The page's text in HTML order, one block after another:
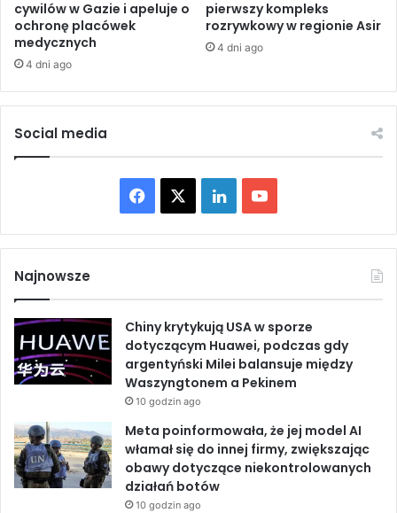
u
d
n
y
l
e
g
o
d
n
w
i
w
e
g
F
o
u
m
g
i
s
t
cywilów w Gazie i apeluje o
ochronę placówek
medycznych
4 dni ago
pierwszy kompleks
rozrywkowy w regionie Asir
4 dni ago
Social media
a
e
b
o
o
k
L
i
k
e
d
n
o
T
u
b
Najnowsze
Chiny krytykują USA w sporze
dotyczącym Huawei, podczas gdy
argentyński Milei balansuje między
Waszyngtonem a Pekinem
10 godzin ago
Meta poinformowała, że jej model AI
włamał się do innej firmy, zwiększając
obawy dotyczące niekontrolowanych
działań botów
10 godzin ago